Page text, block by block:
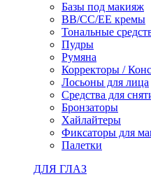
Базы под макияж
BB/CC/EE кремы
Тональные
Пудры
Румяна
Корректоры /
Лосьоны для лица
Средства для
Бронзаторы
Хайлайтеры
Фиксаторы для
Палетки
ДЛЯ ГЛАЗ